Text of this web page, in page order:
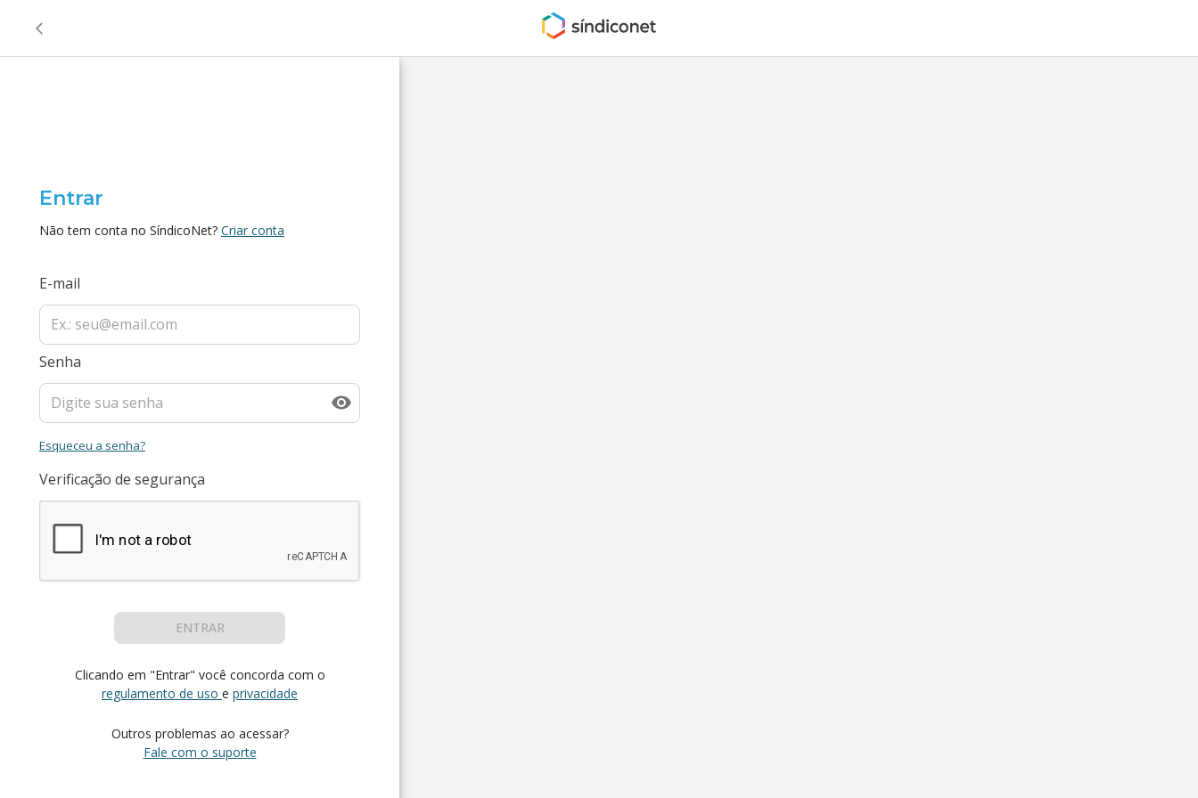
Entrar
Não tem conta no SíndicoNet? Criar conta
E-mail
Senha
Esqueceu a senha?
Verificação de segurança
ENTRAR
Clicando em "Entrar" você concorda com o
regulamento de uso e privacidade
Outros problemas ao acessar?
Fale com o suporte